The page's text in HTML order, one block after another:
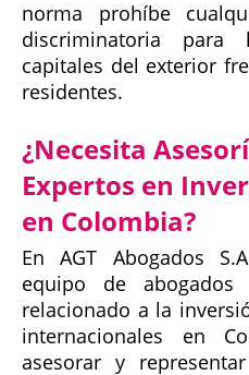
norma prohíbe
discriminatoria para
capitales del exterior
residentes.
¿Necesita
Expertos en
en Colombia?
En AGT Abogados
equipo de
relacionado a la
internacionales en
asesorar y